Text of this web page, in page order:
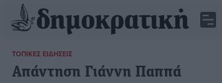
ΤΟΠΙΚΈΣ ΕΙΔΉΣΕΙΣ
Απάντηση Γιάννη Παππά